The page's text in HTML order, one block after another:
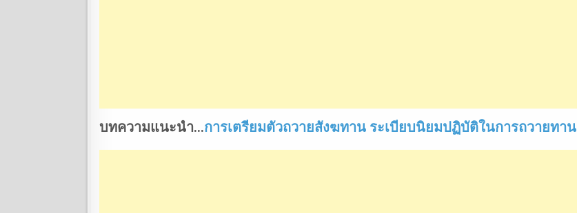
บทความแนะนำ…การเตรียมตัวถวายสังฆทาน ระเบียบนิยมปฏิบัติในการถวายทาน